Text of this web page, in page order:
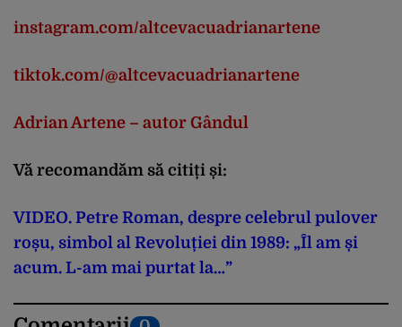
instagram.com/altcevacuadrianartene
tiktok.com/@altcevacuadrianartene
Adrian Artene – autor Gândul
Vă recomandăm să citiți și:
VIDEO. Petre Roman, despre celebrul pulover
roșu, simbol al Revoluției din 1989: „Îl am și
acum. L-am mai purtat la…”